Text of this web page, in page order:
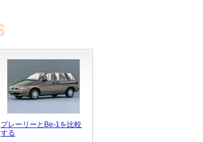
プレーリーとBe-1を比較
する